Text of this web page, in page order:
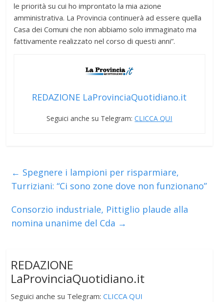
le priorità su cui ho improntato la mia azione
amministrativa. La Provincia continuerà ad essere quella
Casa dei Comuni che non abbiamo solo immaginato ma
fattivamente realizzato nel corso di questi anni”.
REDAZIONE LaProvinciaQuotidiano.it
Seguici anche su Telegram:CLICCA QUI
← Spegnere i lampioni per risparmiare,
Turriziani: “Ci sono zone dove non funzionano”
Consorzio industriale, Pittiglio plaude alla
nomina unanime del Cda →
REDAZIONE
LaProvinciaQuotidiano.it
Seguici anche su Telegram: CLICCA QUI